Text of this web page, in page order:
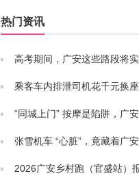
热门资讯
高考期间，广安这些路段将实施临
乘客车内排泄司机花千元换
“同城上门” 按摩是陷阱，广安男子 4 小时
张雪机车 “心脏”，竟藏着广
2026广安乡村跑（官盛站）